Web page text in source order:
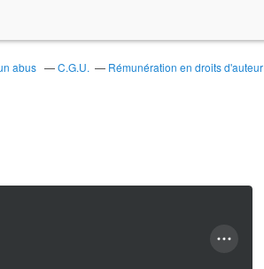
abus C.G.U. Rémunération en droits d'auteur